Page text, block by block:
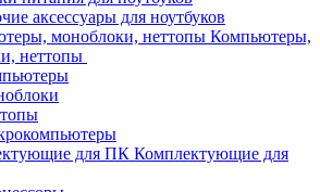
аксессуары для ноутбуков
Компьютеры,
неттопы
Комплектующие для